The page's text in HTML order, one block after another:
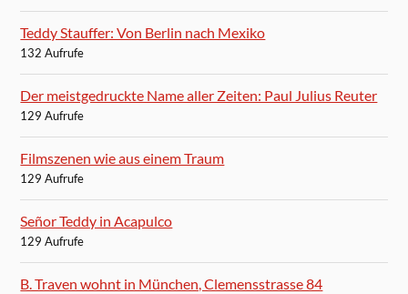
Teddy Stauffer: Von Berlin nach Mexiko
132 Aufrufe
Der meistgedruckte Name aller Zeiten: Paul Julius Reuter
129 Aufrufe
Filmszenen wie aus einem Traum
129 Aufrufe
Señor Teddy in Acapulco
129 Aufrufe
B. Traven wohnt in München, Clemensstrasse 84